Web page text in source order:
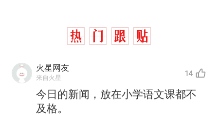
火星网友
来自火星 14
今日的新闻，放在小学语文课都不
及格。